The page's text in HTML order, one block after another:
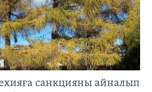
санкцияны айналып